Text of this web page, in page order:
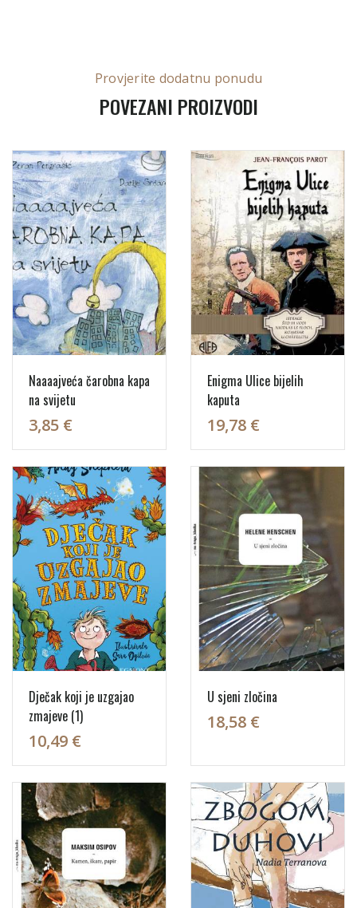
Provjerite dodatnu ponudu
POVEZANI PROIZVODI
Naaaajveća čarobna kapa
na svijetu
3,85 €
Enigma Ulice bijelih
kaputa
19,78 €
Dječak koji je uzgajao
zmajeve (1)
10,49 €
U sjeni zločina
18,58 €